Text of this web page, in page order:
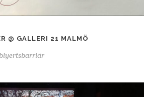
@ GALLERI 21 MALMÖ